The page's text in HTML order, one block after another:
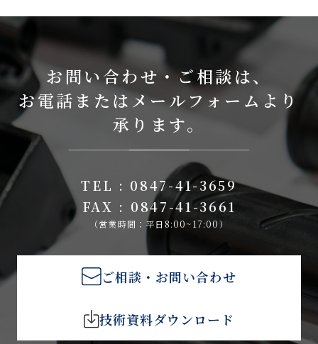
お問い合わせ・ご相談は、
お電話またはメールフォームより
承ります。
TEL : 0847-41-3659
FAX : 0847-41-3661
（営業時間：平日8:00~17:00）
ご相談・お問い合わせ
技術資料ダウンロード